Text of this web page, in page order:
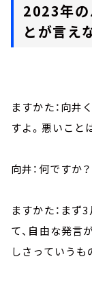
2023年の
とが言え
ますかた：向井
すよ。悪いこと
向井：何ですか？
ますかた：まず
て、自由な発言
しさっていうも